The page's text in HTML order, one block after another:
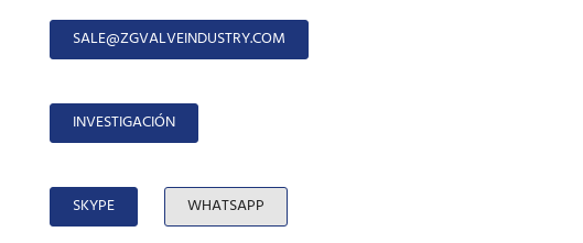
SALE@ZGVALVEINDUSTRY.COM
INVESTIGACIÓN
SKYPE WHATSAPP